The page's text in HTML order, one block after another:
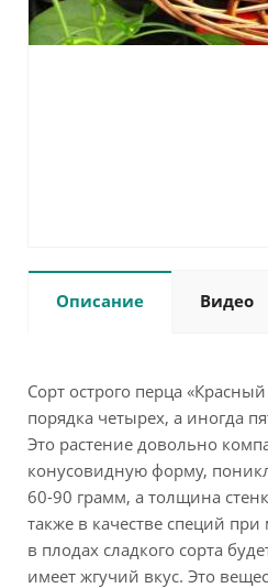
Описание Видео
Сорт острого перца
порядка четырех, а иногда
Это растение довольно
конусовидную форму,
60-90 грамм, а толщина
также в качестве специй
в плодах сладкого сорта
имеет жгучий вкус. Это